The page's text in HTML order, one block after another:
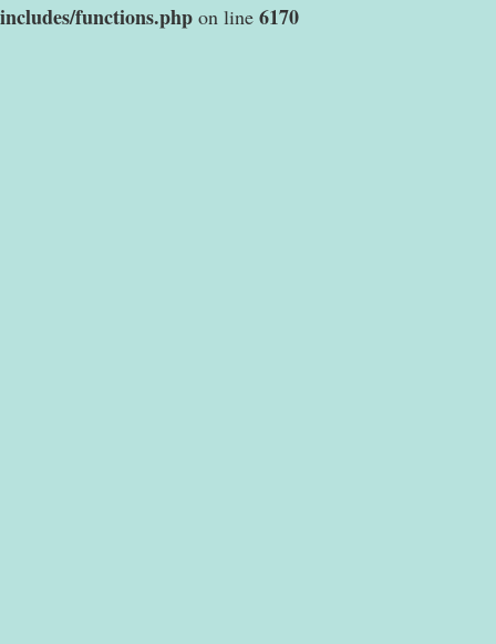
includes/functions.php on line 6170